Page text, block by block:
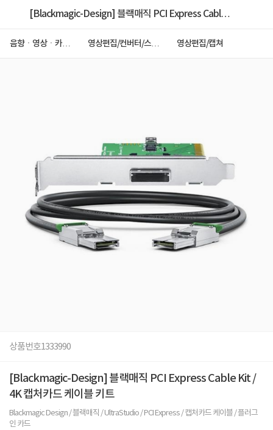
[Blackmagic-Design] 블랙매직 PCI Express Cable
음향ㆍ영상ㆍ카메
영상편집/컨버터/스위
영상편집/캡쳐
상품번호1333990
[Blackmagic-Design] 블랙매직 PCI Express Cable Kit /
4K 캡처카드 케이블 키트
Blackmagic Design / 블랙매직 / UltraStudio / PCI Express / 캡처카드 케이블 / 플러그
인 카드